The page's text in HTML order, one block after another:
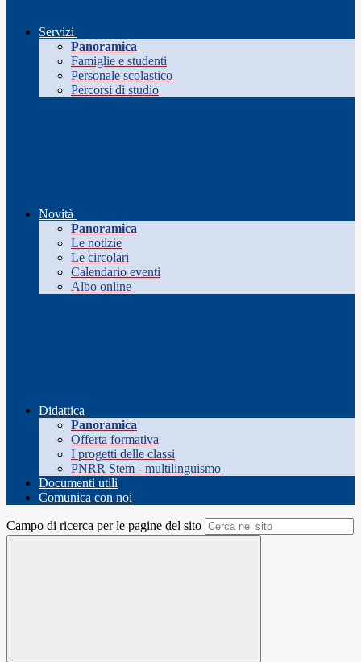
Servizi
Panoramica
Famiglie e studenti
Personale scolastico
Percorsi di studio
Novità
Panoramica
Le notizie
Le circolari
Calendario eventi
Albo online
Didattica
Panoramica
Offerta formativa
I progetti delle classi
PNRR Stem - multilinguismo
Documenti utili
Comunica con noi
Campo di ricerca per le pagine del sito